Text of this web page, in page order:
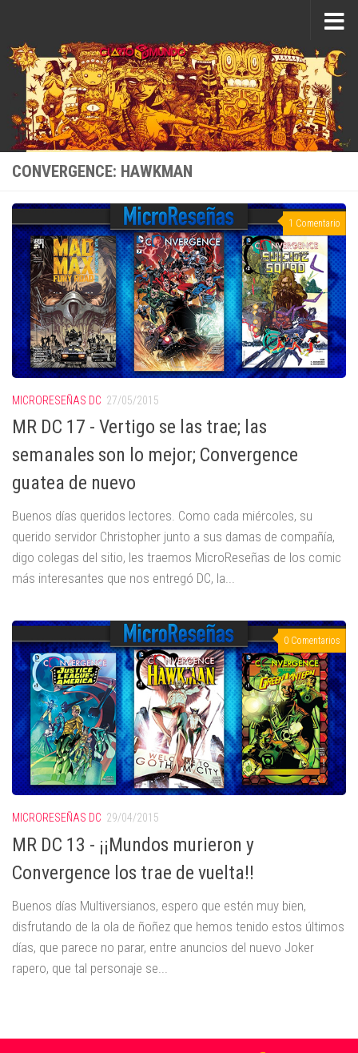
CONVERGENCE: HAWKMAN
1 Comentario
MICRORESEÑAS DC 27/05/2015
MR DC 17 - Vertigo se las trae; las
semanales son lo mejor; Convergence
guatea de nuevo
Buenos días queridos lectores. Como cada miércoles, su
querido servidor Christopher junto a sus damas de compañía,
digo colegas del sitio, les traemos MicroReseñas de los comic
más interesantes que nos entregó DC, la...
0 Comentarios
MICRORESEÑAS DC 29/04/2015
MR DC 13 - ¡¡Mundos murieron y
Convergence los trae de vuelta!!
Buenos días Multiversianos, espero que estén muy bien,
disfrutando de la ola de ñoñez que hemos tenido estos últimos
días, que parece no parar, entre anuncios del nuevo Joker
rapero, que tal personaje se...